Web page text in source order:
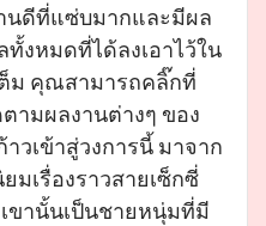
นดีที่แซ่บมากและมีผล
งหมดที่ได้ลงเอาไว้ใน
ม คุณสามารถคลิ๊กที่
ามผลงานต่างๆ ของ
วเข้าสู่วงการนี้ มาจาก
มเรื่องราวสายเซ็กซี่
ขานั้นเป็นชายหนุ่มที่มี